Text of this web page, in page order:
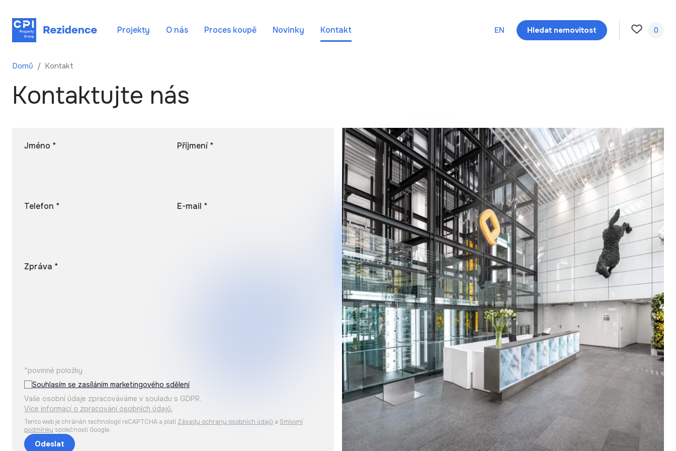
Projekty O nás Proces koupě Novinky Kontakt EN Hledat nemovitost 0
Domů Kontakt
Kontaktujte nás
Jméno * Příjmení *
Telefon * E-mail *
Zpráva *
*povinné položky
Souhlasím se zasíláním marketingového sdělení
Vaše osobní údaje zpracováváme v souladu s GDPR.
Více informací o zpracování osobních údajů.
Tento web je chráněn technologií reCAPTCHA a platí Zásady ochrany osobních údajů a Smluvní
podmínky společnosti Google.
Odeslat